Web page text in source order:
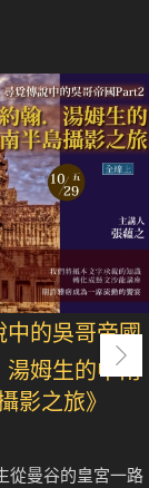
中的吳哥帝國
湯姆生的中南
影之旅》
從曼谷的皇宮一路